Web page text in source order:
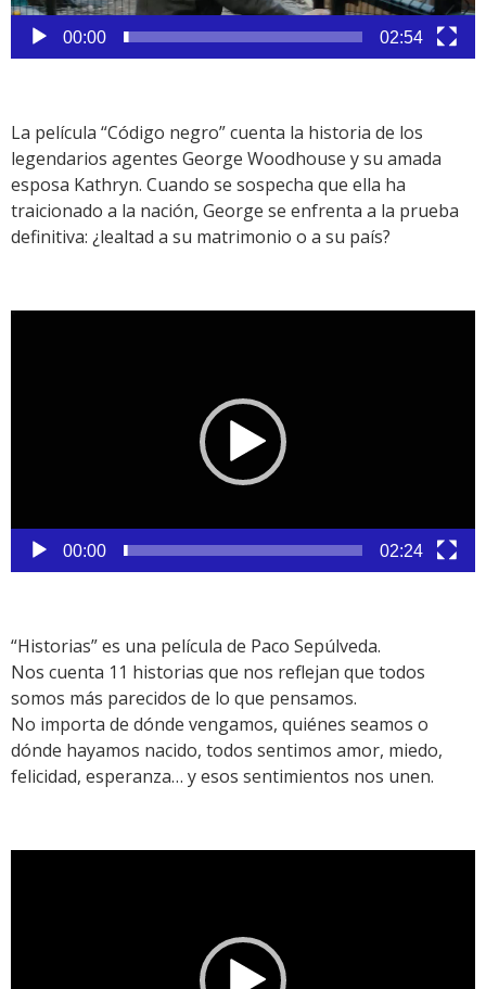
00:00 02:54
La película “Código negro” cuenta la historia de los
legendarios agentes George Woodhouse y su amada
esposa Kathryn. Cuando se sospecha que ella ha
traicionado a la nación, George se enfrenta a la prueba
definitiva: ¿lealtad a su matrimonio o a su país?
00:00 02:24
“Historias” es una película de Paco Sepúlveda.
Nos cuenta 11 historias que nos reflejan que todos
somos más parecidos de lo que pensamos.
No importa de dónde vengamos, quiénes seamos o
dónde hayamos nacido, todos sentimos amor, miedo,
felicidad, esperanza… y esos sentimientos nos unen.